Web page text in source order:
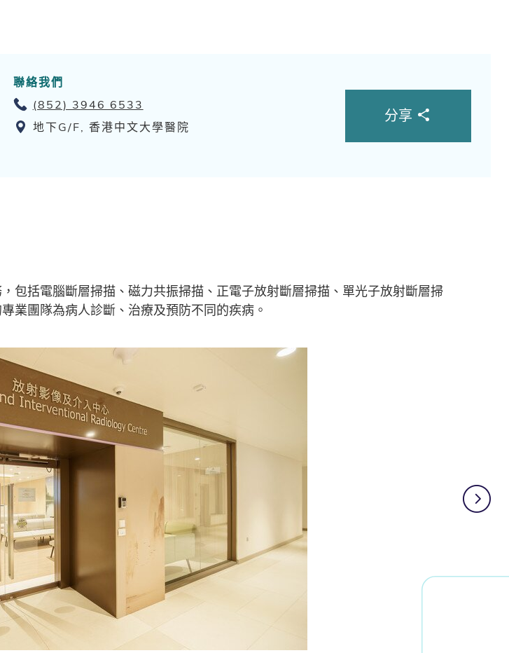
聯絡我們
(852) 3946 6533
地下G/F, 香港中文大學醫院
分享
包括電腦斷層掃描、磁力共振掃描、正電子放射斷層掃描、單光子放射斷層掃
業團隊為病人診斷、治療及預防不同的疾病。